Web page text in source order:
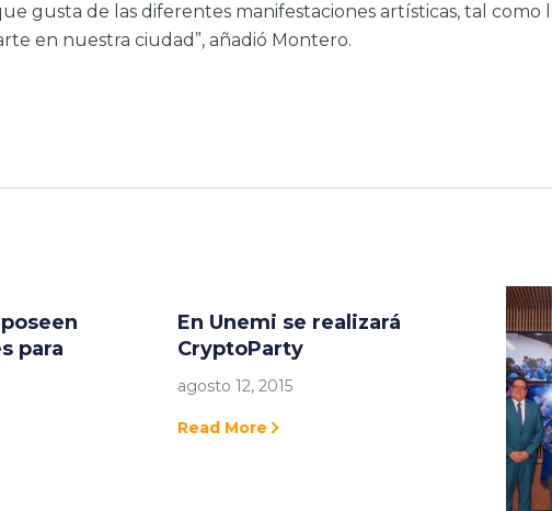
gusta de las diferentes manifestaciones artísticas, tal como
en nuestra ciudad”, añadió Montero.
para
En Unemi se realizará
CryptoParty
agosto 12, 2015
Read More